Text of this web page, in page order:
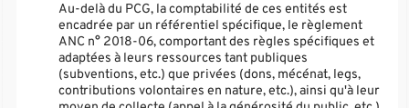
Au-delà du PCG, la comptabilité de ces entités est
encadrée par un référentiel spécifique, le règlement
ANC n° 2018-06, comportant des règles spécifiques et
adaptées à leurs ressources tant publiques
(subventions, etc.) que privées (dons, mécénat, legs,
contributions volontaires en nature, etc.), ainsi qu'à leur